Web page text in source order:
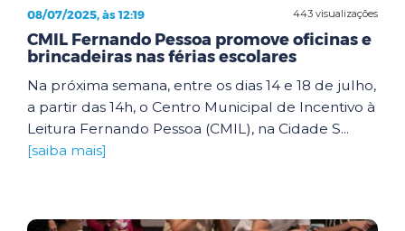
443 visualizações
08/07/2025, às 12:19
CMIL Fernando Pessoa promove oficinas e
brincadeiras nas férias escolares
Na próxima semana, entre os dias 14 e 18 de julho,
a partir das 14h, o Centro Municipal de Incentivo à
Leitura Fernando Pessoa (CMIL), na Cidade S...
[saiba mais]